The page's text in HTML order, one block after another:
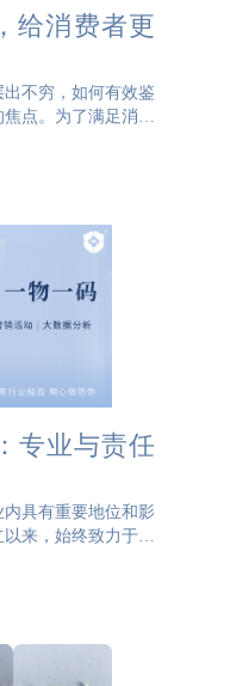
给消费者更
不穷，如何有效鉴
点。为了满足消费
方式主要包括防伪
专业与责任
内具有重要地位和影
来，始终致力于为
务和卓越的技术，